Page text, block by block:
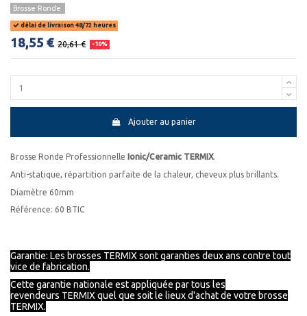
Brosse Ronde
délai de livraison 48/72 heures
18,55 € 20,61 € -10%
Ajouter au panier
Brosse Ronde Professionnelle Ionic/Ceramic TERMIX.
Anti-statique, répartition parfaite de la chaleur, cheveux plus brillants.
Diamètre 60mm
Référence: 60 BTIC
Garantie: Les brosses TERMIX sont garanties deux ans contre tout
vice de fabrication.
Cette garantie nationale est appliquée par tous les
revendeurs TERMIX quel que soit le lieux d'achat de votre brosse
TERMIX.